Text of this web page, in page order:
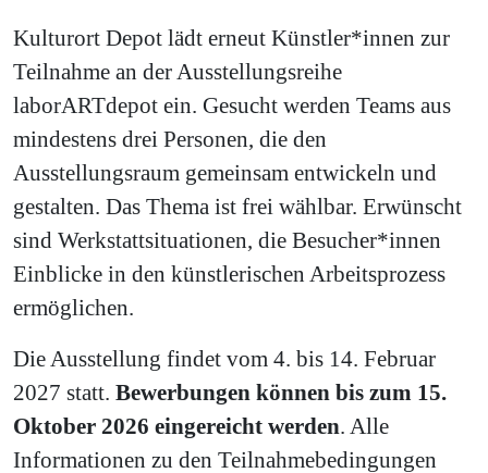
Kulturort Depot lädt erneut Künstler*innen zur
Teilnahme an der Ausstellungsreihe
laborARTdepot ein. Gesucht werden Teams aus
mindestens drei Personen, die den
Ausstellungsraum gemeinsam entwickeln und
gestalten. Das Thema ist frei wählbar. Erwünscht
sind Werkstattsituationen, die Besucher*innen
Einblicke in den künstlerischen Arbeitsprozess
ermöglichen.
Die Ausstellung findet vom 4. bis 14. Februar
2027 statt. Bewerbungen können bis zum 15.
Oktober 2026 eingereicht werden. Alle
Informationen zu den Teilnahmebedingungen